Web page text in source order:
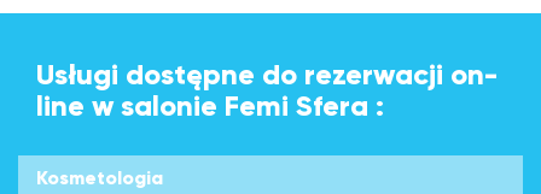
Usługi dostępne do rezerwacji on-
line w salonie Femi Sfera :
Kosmetologia